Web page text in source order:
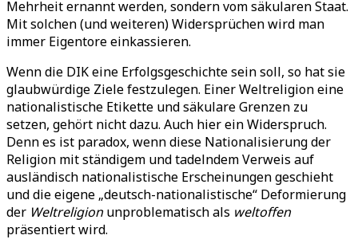
Mehrheit ernannt werden, sondern vom säkularen Staat.
Mit solchen (und weiteren) Widersprüchen wird man
immer Eigentore einkassieren.
Wenn die DIK eine Erfolgsgeschichte sein soll, so hat sie
glaubwürdige Ziele festzulegen. Einer Weltreligion eine
nationalistische Etikette und säkulare Grenzen zu
setzen, gehört nicht dazu. Auch hier ein Widerspruch.
Denn es ist paradox, wenn diese Nationalisierung der
Religion mit ständigem und tadelndem Verweis auf
ausländisch nationalistische Erscheinungen geschieht
und die eigene „deutsch-nationalistische“ Deformierung
der Weltreligionunproblematisch als weltoffen
präsentiert wird.